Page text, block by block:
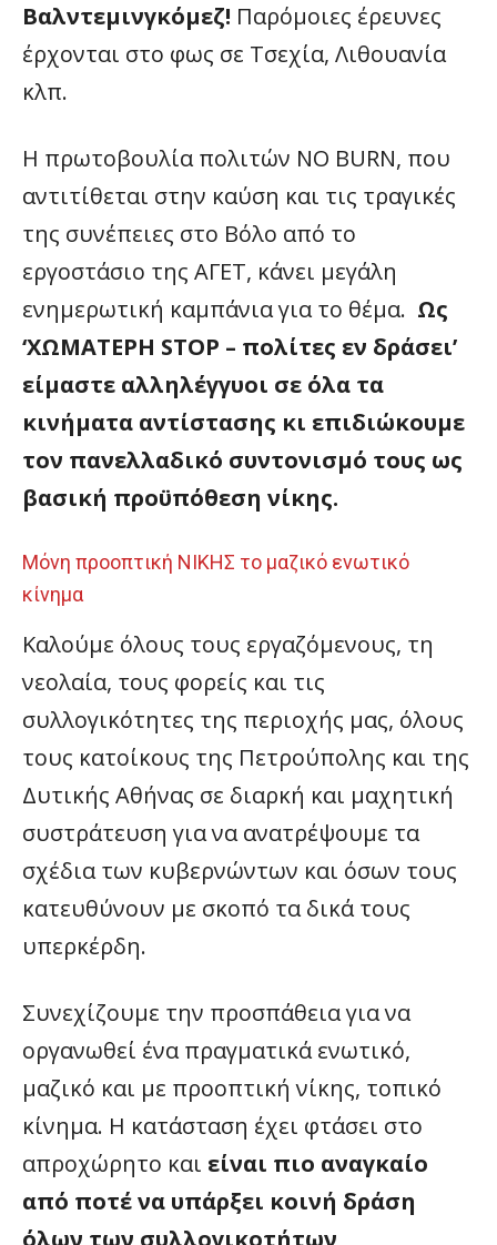
Βαλντεμινγκόμεζ! Παρόμοιες έρευνες
έρχονται στο φως σε Τσεχία, Λιθουανία
κλπ.
Η πρωτοβουλία πολιτών NO BURN, που
αντιτίθεται στην καύση και τις τραγικές
της συνέπειες στο Βόλο από το
εργοστάσιο της ΑΓΕΤ, κάνει μεγάλη
ενημερωτική καμπάνια για το θέμα. Ως
‘ΧΩΜΑΤΕΡΗ STOP – πολίτες εν δράσει’
είμαστε αλληλέγγυοι σε όλα τα
κινήματα αντίστασης κι επιδιώκουμε
τον πανελλαδικό συντονισμό τους ως
βασική προϋπόθεση νίκης.
Μόνη προοπτική ΝΙΚΗΣ το μαζικό ενωτικό
κίνημα
Καλούμε όλους τους εργαζόμενους, τη
νεολαία, τους φορείς και τις
συλλογικότητες της περιοχής μας, όλους
τους κατοίκους της Πετρούπολης και της
Δυτικής Αθήνας σε διαρκή και μαχητική
συστράτευση για να ανατρέψουμε τα
σχέδια των κυβερνώντων και όσων τους
κατευθύνουν με σκοπό τα δικά τους
υπερκέρδη.
Συνεχίζουμε την προσπάθεια για να
οργανωθεί ένα πραγματικά ενωτικό,
μαζικό και με προοπτική νίκης, τοπικό
κίνημα. Η κατάσταση έχει φτάσει στο
απροχώρητο και είναι πιο αναγκαίο
από ποτέ να υπάρξει κοινή δράση